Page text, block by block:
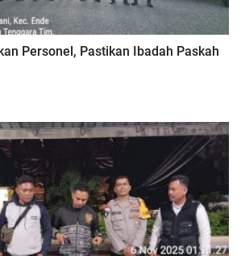
Personel, Pastikan Ibadah Paskah